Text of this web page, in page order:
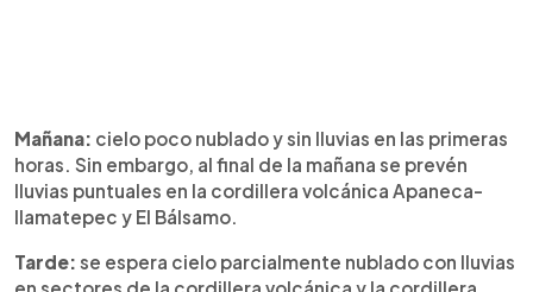
Mañana: cielo poco nublado y sin lluvias en las primeras
horas. Sin embargo, al final de la mañana se prevén
lluvias puntuales en la cordillera volcánica Apaneca-
Ilamatepec y El Bálsamo.
Tarde: se espera cielo parcialmente nublado con lluvias